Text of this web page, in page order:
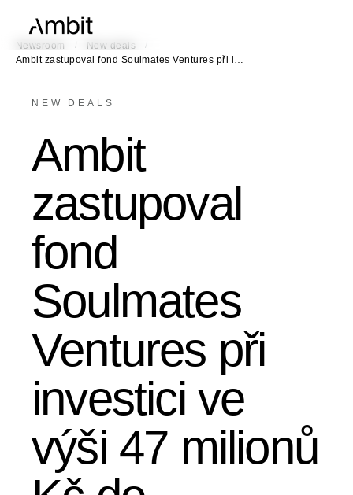
Newsroom / New deals
/
Ambit zastupoval fond Soulmates Ventures při i…
NEW DEALS
Ambit
zastupoval
fond
Soulmates
Ventures při
investici ve
výši 47 milionů